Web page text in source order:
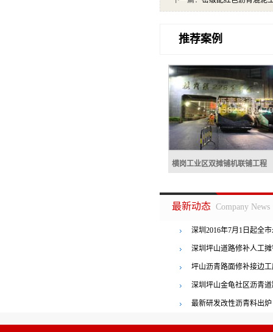
推荐案例
横岗工业区双摊铺机联铺工程
最新动态 Company News
深圳2016年7月1日起全
者罚三百
深圳坪山道路修补人工
坪山沥青路面修补接边
深圳坪山金龟社区沥青
最新研发改性沥青料出炉